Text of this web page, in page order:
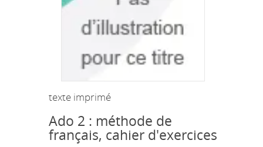
texte imprimé
Ado 2 : méthode de
français, cahier d'exercices